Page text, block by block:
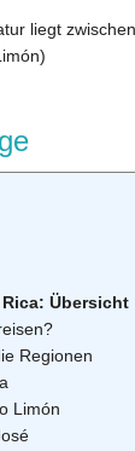
liegt
Übersicht
Regionen
Limón